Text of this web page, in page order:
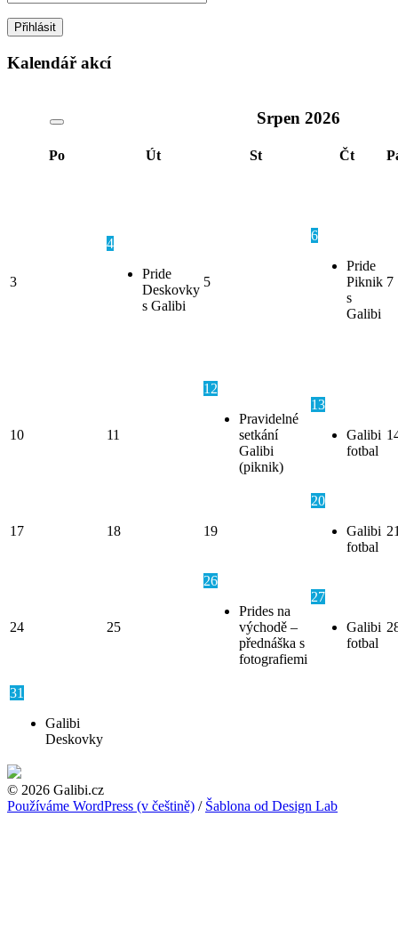
Kalendář akcí
Srpen 2026
Po Út St Čt
3
4
Pride
Deskovky
s Galibi
5
6
Pride
Piknik
s
Galibi
7
10 11
12
Pravidelné
setkání
Galibi
(piknik)
13
Galibi
fotbal
17 18 19
20
Galibi
fotbal
24 25
26
Prides na
východě –
přednáška s
fotografiemi
27
Galibi
fotbal
31
Galibi
Deskovky
© 2026 Galibi.cz
Používáme WordPress (v češtině) / Šablona od Design Lab